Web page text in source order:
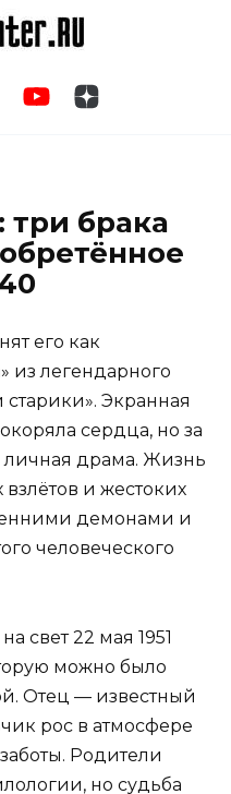
три брака
его как
из легендарного
Экранная
сердца, но за
личная драма. Жизнь
и жестоких
демонами и
человеческого
свет 22 мая 1951
можно было
Отец — известный
рос в атмосфере
Родители
но судьба